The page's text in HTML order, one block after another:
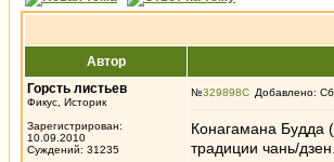
Автор
Горсть листьев
Фикус, Историк
Зарегистрирован:
10.09.2010
Суждений: 31235
№329898 Добавлено:
Конагамана Будда
традиции чань/дзен.